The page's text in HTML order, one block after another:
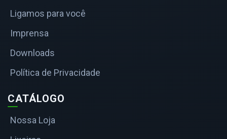
Ligamos para você
Imprensa
Downloads
Política de Privacidade
CATÁLOGO
Nossa Loja